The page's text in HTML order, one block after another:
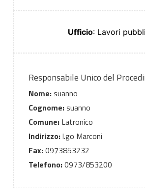
Ufficio: Lavori
Responsabile Unico del
Nome:suanno
Cognome:suanno
Comune:Latronico
Indirizzo:l.go Marconi
Fax:0973853232
Telefono:0973/853200